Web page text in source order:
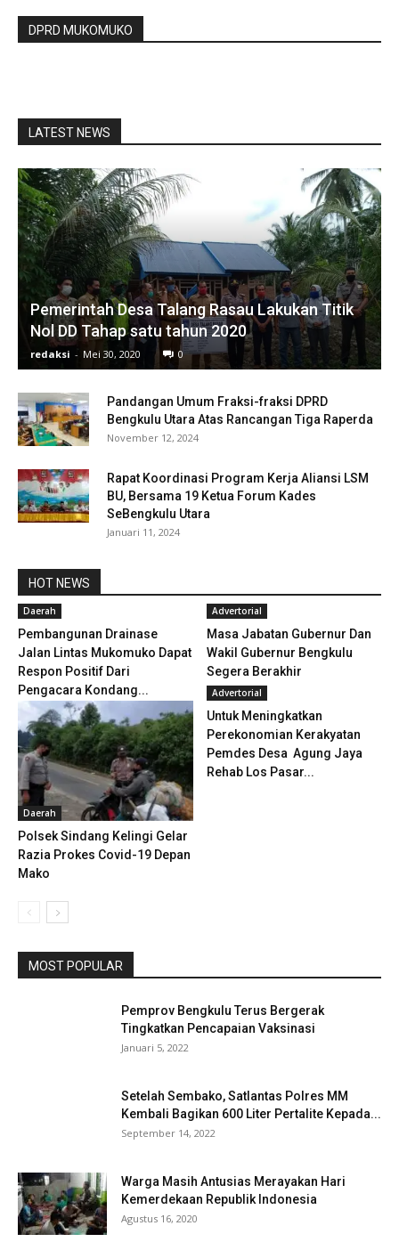
DPRD MUKOMUKO
LATEST NEWS
Pemerintah Desa Talang Rasau Lakukan Titik
Nol DD Tahap satu tahun 2020
redaksi - Mei 30, 2020 0
Pandangan Umum Fraksi-fraksi DPRD
Bengkulu Utara Atas Rancangan Tiga Raperda
November 12, 2024
Rapat Koordinasi Program Kerja Aliansi LSM
BU, Bersama 19 Ketua Forum Kades
SeBengkulu Utara
Januari 11, 2024
HOT NEWS
Daerah
Pembangunan Drainase
Jalan Lintas Mukomuko Dapat
Respon Positif Dari
Pengacara Kondang...
Advertorial
Masa Jabatan Gubernur Dan
Wakil Gubernur Bengkulu
Segera Berakhir
Daerah
Polsek Sindang Kelingi Gelar
Razia Prokes Covid-19 Depan
Mako
Advertorial
Untuk Meningkatkan
Perekonomian Kerakyatan
Pemdes Desa Agung Jaya
Rehab Los Pasar...
MOST POPULAR
Pemprov Bengkulu Terus Bergerak
Tingkatkan Pencapaian Vaksinasi
Januari 5, 2022
Setelah Sembako, Satlantas Polres MM
Kembali Bagikan 600 Liter Pertalite Kepada...
September 14, 2022
Warga Masih Antusias Merayakan Hari
Kemerdekaan Republik Indonesia
Agustus 16, 2020